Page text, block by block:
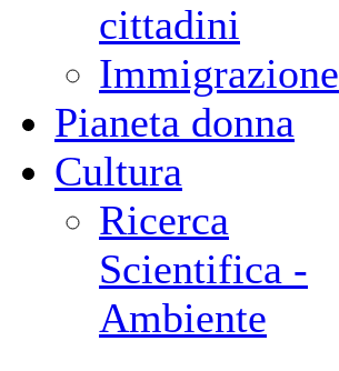
cittadini
Immigrazione
Pianeta donna
Cultura
Ricerca
Scientifica -
Ambiente